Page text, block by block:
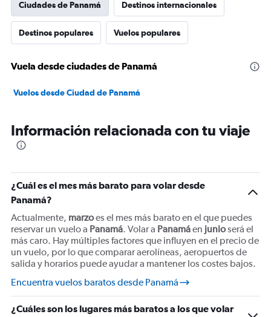
Ciudades de Panamá Destinos internacionales
Destinos populares Vuelos populares
Vuela desde ciudades de Panamá
Vuelos desde Ciudad de Panamá
Información relacionada con tu viaje
¿Cuál es el mes más barato para volar desde
Panamá?
Actualmente, marzoes el mes más barato en el que puedes
reservar un vuelo a Panamá. Volar a Panamáen junioserá el
más caro. Hay múltiples factores que influyen en el precio de
un vuelo, por lo que comparar aerolíneas, aeropuertos de
salida y horarios puede ayudar a mantener los costes bajos.
Encuentra vuelos baratos desde Panamá
¿Cuáles son los lugares más baratos a los que volar